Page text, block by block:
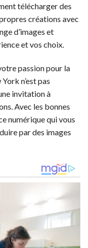
télécharger des
créations avec
d’images et
et vos choix.
passion pour la
n’est pas
invitation à
Avec les bonnes
numérique qui vous
par des images